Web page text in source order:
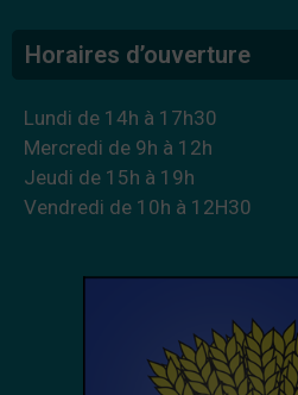
Horaires d’ouverture
Lundi de 14h à 17h30
Mercredi de 9h à 12h
Jeudi de 15h à 19h
Vendredi de 10h à 12H30